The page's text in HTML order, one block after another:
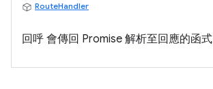
RouteHandler
回呼 會傳回 Promise 解析至回應的函式